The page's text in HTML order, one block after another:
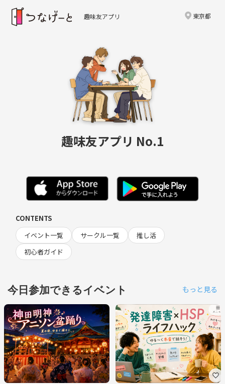
趣味友アプリ 東京都
趣味友アプリ No.1
CONTENTS
イベント一覧
サークル一覧
推し活
初心者ガイド
今日参加できるイベント もっと見る